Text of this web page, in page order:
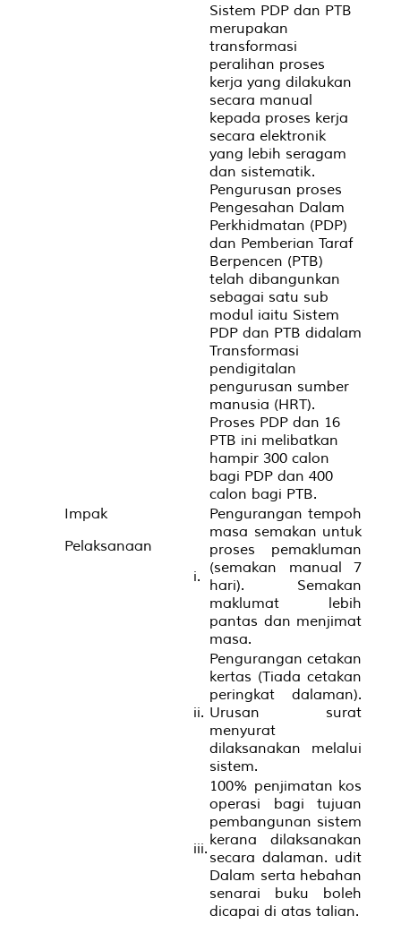
Sistem PDP dan PTB
merupakan
transformasi
peralihan proses
kerja yang dilakukan
secara manual
kepada proses kerja
secara elektronik
yang lebih seragam
dan sistematik.
Pengurusan proses
Pengesahan Dalam
Perkhidmatan (PDP)
dan Pemberian Taraf
Berpencen (PTB)
telah dibangunkan
sebagai satu sub
modul iaitu Sistem
PDP dan PTB didalam
Transformasi
pendigitalan
pengurusan sumber
manusia (HRT).
Proses PDP dan 16
PTB ini melibatkan
hampir 300 calon
bagi PDP dan 400
calon bagi PTB.
Impak
Pelaksanaan
i.
Pengurangan tempoh
masa semakan untuk
proses pemakluman
(semakan manual 7
hari). Semakan
maklumat lebih
pantas dan menjimat
masa.
ii.
Pengurangan cetakan
kertas (Tiada cetakan
peringkat dalaman).
Urusan surat
menyurat
dilaksanakan melalui
sistem.
iii.
100% penjimatan kos
operasi bagi tujuan
pembangunan sistem
kerana dilaksanakan
secara dalaman. udit
Dalam serta hebahan
senarai buku boleh
dicapai di atas talian.